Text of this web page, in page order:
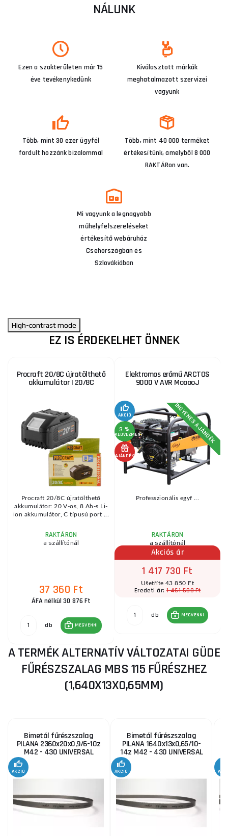
NÁLUNK
Ezen a szakterületen már 15
éve tevékenykedünk
Kiválasztott márkák
meghatalmazott szervizei
vagyunk
Több, mint 30 ezer ügyfél
fordult hozzánk bizalommal
Több, mint 40 000 terméket
értékesítünk, amelyből 8 000
RAKTÁRon van.
Mi vagyunk a legnagyobb
műhelyfelszereléseket
értékesítő webáruház
Csehországban és
Szlovákiában
High-contrast mode
EZ IS ÉRDEKELHET ÖNNEK
Procraft 20/8C újratölthető
akkumulátor | 20/8C
Procraft 20/8C újratölthető
akkumulátor: 20 V-os, 8 Ah-s Li-
ion akkumulátor, C típusú port ...
RAKTÁRON
a szállítónál
37 360 Ft
ÁFA nélkül 30 876 Ft
db MEGVENNI
Elektromos erőmű ARCTOS
9000 V AVR MooooJ
AKCIÓ
3 %
KEDVEZMÉNY
AJÁNDÉK
INGYENES AJÁNDÉK
Professzionális egyf ...
RAKTÁRON
a szállítónál
Akciós ár
1 417 730 Ft
Ušetříte 43 850 Ft
Eredeti ár: 1 461 580 Ft
db MEGVENNI
A TERMÉK ALTERNATÍV VÁLTOZATAI GÜDE
FŰRÉSZSZALAG MBS 115 FŰRÉSZHEZ
(1,640X13X0,65MM)
Bimetál fűrészszalag
PILANA 2360x20x0,9/6-10z
M42 - 430 UNIVERSAL
AKCIÓ
Bimetál fűrészszalag
PILANA 1640x13x0,65/10-
14z M42 - 430 UNIVERSAL
AKCIÓ